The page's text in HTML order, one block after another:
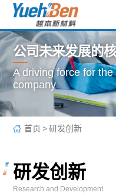
公司未来发展的
A driving force for
company
首页 >研发创新
研发创新
Research and Development